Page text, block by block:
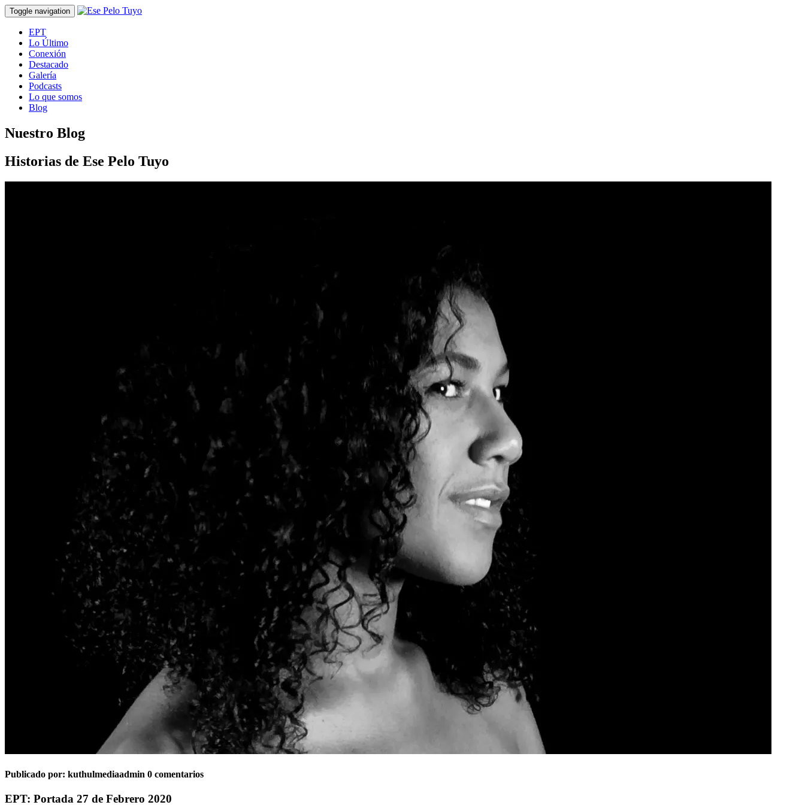
Toggle navigation
EPT
Lo Último
Conexión
Destacado
Galería
Podcasts
Lo que somos
Blog
Nuestro Blog
Historias de Ese Pelo Tuyo
Publicado por: kuthulmediaadmin 0 comentarios
EPT: Portada 27 de Febrero 2020